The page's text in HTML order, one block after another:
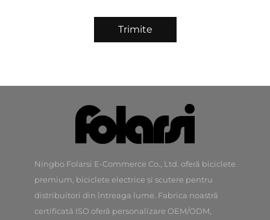
Trimite
Ningbo Folarsi E-Commerce Co., Ltd. oferă biciclete
premium, biciclete electrice și scutere pentru
distribuitori din întreaga lume. Fabrica noastră
certificată ISO oferă personalizare OEM/ODM,